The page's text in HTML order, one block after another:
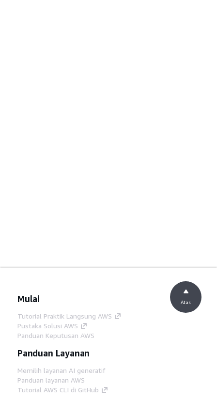
Mulai
Tutorial Praktik Langsung AWS
Pustaka Solusi AWS
Panduan Keputusan AWS
Panduan Layanan
Memilih layanan AI generatif
Panduan layanan AWS
Tutorial AWS CLI di GitHub
Atas